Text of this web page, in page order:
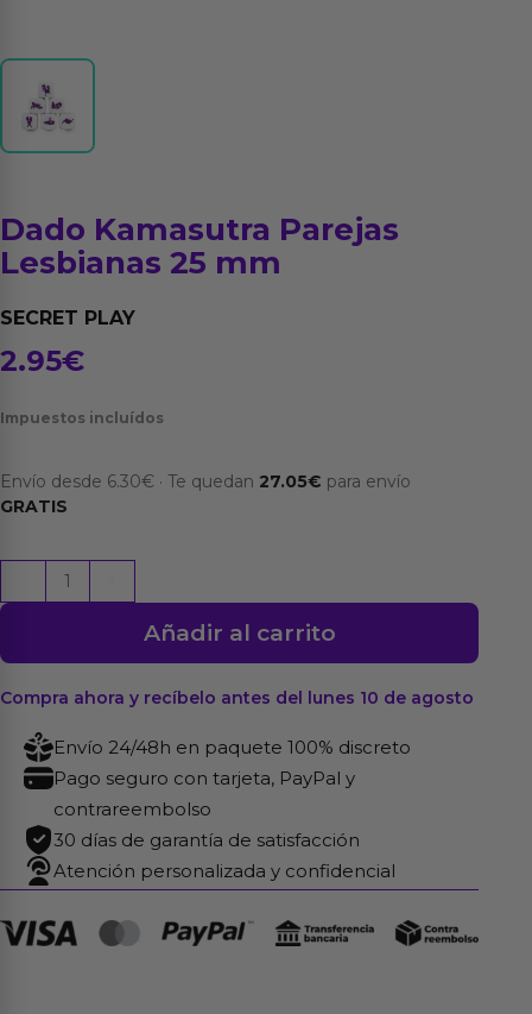
Dado Kamasutra Parejas
Lesbianas 25 mm
SECRET PLAY
2.95€
Impuestos incluídos
Envío desde 6.30€ · Te quedan 27.05€ para envío
GRATIS
Kamasutra
Lesbianas
25
mm
cantidad
Añadir al carrito
Compra ahora y recíbelo antes del lunes 10 de agosto
Envío 24/48h en paquete 100% discreto
Pago seguro con tarjeta, PayPal y
contrareembolso
30 días de garantía de satisfacción
Atención personalizada y confidencial